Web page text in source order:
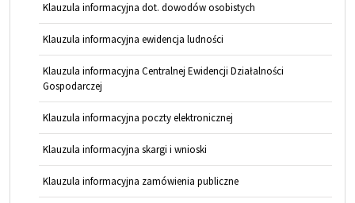
Klauzula informacyjna dot. dowodów osobistych
Klauzula informacyjna ewidencja ludności
Klauzula informacyjna Centralnej Ewidencji Działalności
Gospodarczej
Klauzula informacyjna poczty elektronicznej
Klauzula informacyjna skargi i wnioski
Klauzula informacyjna zamówienia publiczne